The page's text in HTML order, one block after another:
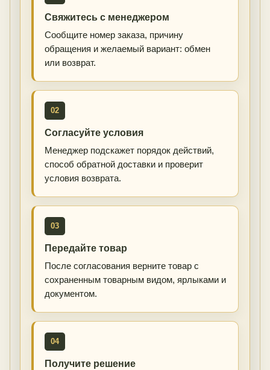
Свяжитесь с менеджером
Сообщите номер заказа, причину
обращения и желаемый вариант: обмен
или возврат.
02
Согласуйте условия
Менеджер подскажет порядок действий,
способ обратной доставки и проверит
условия возврата.
03
Передайте товар
После согласования верните товар с
сохраненным товарным видом, ярлыками и
документом.
04
Получите решение